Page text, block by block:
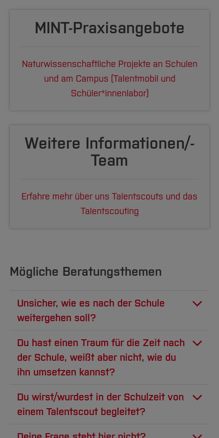
MINT-Praxisangebote
Naturwissenschaftliche Projekte an Schulen
und am Campus (Talentmobil und
Schüler*innenlabor)
Weitere Informa­tionen/­
Team
Erfahre mehr über uns Talentscouts und das
Talentscouting
Mögliche Beratungsthemen
Unsicher, wie es nach der Schule
weitergehen soll?
Du bist unsicher, wie es nach der Schule
weitergehen soll? Du weißt nicht genau,
welche Optionen es überhaupt gibt oder bist
Gap-Year? Ausbildung? (Duales) Studium? Die
Talentscouts begleiten dich langfristig bei
Du hast einen Traum für die Zeit nach
der Schule, weißt aber nicht, wie du
ihn umsetzen kannst?
Du fragst Dich, ob dein Traum überhaupt
realistisch ist? Ein Medizinstudium ohne 1,0er
Geld? Die anspruchsvolle Pilotenausbildung?
Du wirst/wurdest in der Schulzeit von
einem Talentscout begleitet?
Neben den monatlichen Beratungen an Deiner